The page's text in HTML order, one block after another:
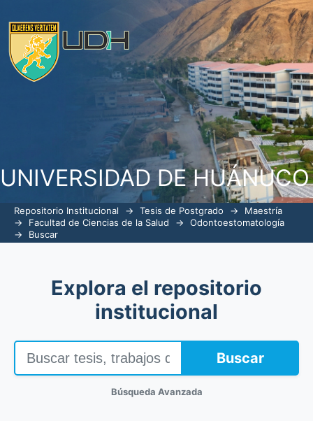
UNIVERSIDAD DE HUÁNUCO
Repositorio Institucional → Tesis de Postgrado →
Maestría
→
Facultad de Ciencias de la Salud →
Odontoestomatología
→
Buscar
Explora el repositorio
institucional
Buscar
Búsqueda Avanzada